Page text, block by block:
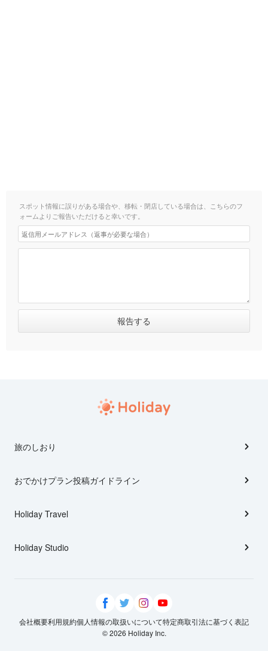
スポット情報に誤りがある場合や、移転・閉店している場合は、こちらのフ
ォームよりご報告いただけると幸いです。
旅のしおり
おでかけプラン投稿ガイドライン
Holiday Travel
Holiday Studio
会社概要利用規約個人情報の取扱いについて特定商取引法に基づく表記
© 2026 Holiday Inc.